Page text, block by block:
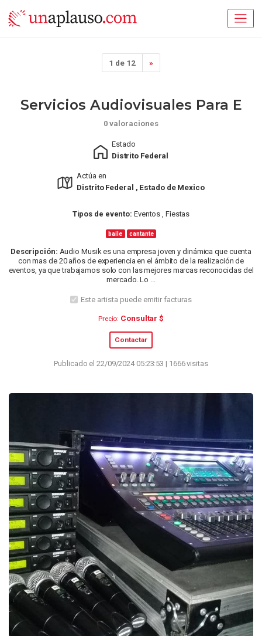
1 de 12 »
Servicios Audiovisuales Para E
0 valoraciones
Estado
Distrito Federal
Actúa en
Distrito Federal , Estado de Mexico
Tipos de evento: Eventos , Fiestas
baile cantante
Descripción: Audio Musik es una empresa joven y dinámica que cuenta
con mas de 20 años de experiencia en el ámbito de la realización de
eventos, ya que trabajamos solo con las mejores marcas reconocidas del
mercado. Lo ...
Este artista puede emitir facturas
Precio: Consultar $
Contactar
Publicado el 22/09/2024 05:23:53 | 1666 visitas